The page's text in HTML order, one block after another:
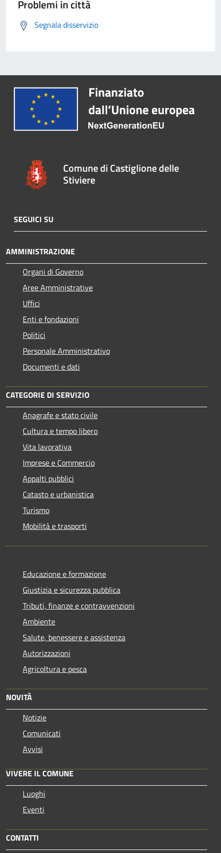
Problemi in città
Segnala disservizio
Comune di Castiglione delle
Stiviere
SEGUICI SU
AMMINISTRAZIONE
Organi di Governo
Aree Amministrative
Uffici
Enti e fondazioni
Politici
Personale Amministrativo
Documenti e dati
CATEGORIE DI SERVIZIO
Anagrafe e stato civile
Cultura e tempo libero
Vita lavorativa
Imprese e Commercio
Appalti pubblici
Catasto e urbanistica
Turismo
Mobilità e trasporti
Educazione e formazione
Giustizia e sicurezza pubblica
Tributi, finanze e contravvenzioni
Ambiente
Salute, benessere e assistenza
Autorizzazioni
Agricoltura e pesca
NOVITÀ
Notizie
Comunicati
Avvisi
VIVERE IL COMUNE
Luoghi
Eventi
CONTATTI